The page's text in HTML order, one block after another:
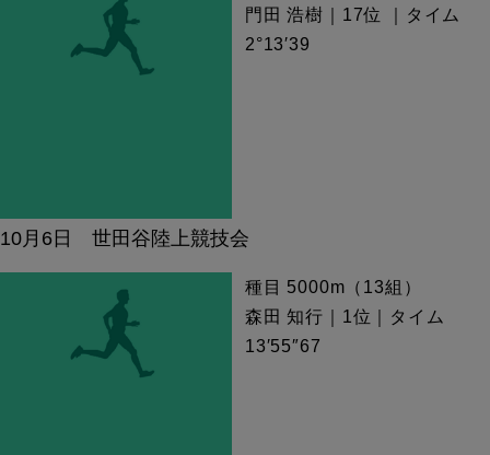
門田 浩樹｜17位 ｜タイム
2°13′39
10月6日 世田谷陸上競技会
種目 5000m（13組）
森田 知行｜1位｜タイム
13′55″67